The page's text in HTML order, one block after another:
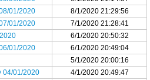
01/2020
8/1/2020 21:29:56
01/2020
7/1/2020 21:28:41
6/1/2020 20:50:32
01/2020
6/1/2020 20:49:04
5/1/2020 20:00:16
04/01/2020
4/1/2020 20:49:47